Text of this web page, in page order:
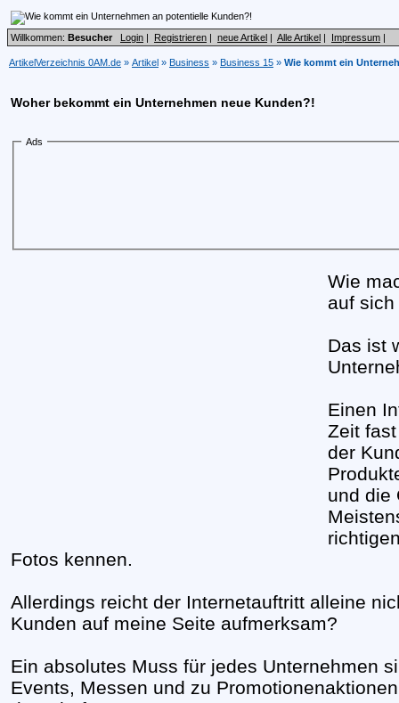
Willkommen: Besucher Login | Registrieren | neue Artikel | Alle Artikel | Impressum |
ArtikelVerzeichnis 0AM.de » Artikel » Business » Business 15 » Wie kommt ein
Woher bekommt ein Unternehmen neue Kunden?!
Ads
Wie
auf
Das ist
Einen
Zeit
der
und die
Fotos kennen.
Allerdings reicht der Internetauftritt alleine
Kunden auf meine Seite aufmerksam?
Ein absolutes Muss für jedes Unternehmen
Events, Messen und zu